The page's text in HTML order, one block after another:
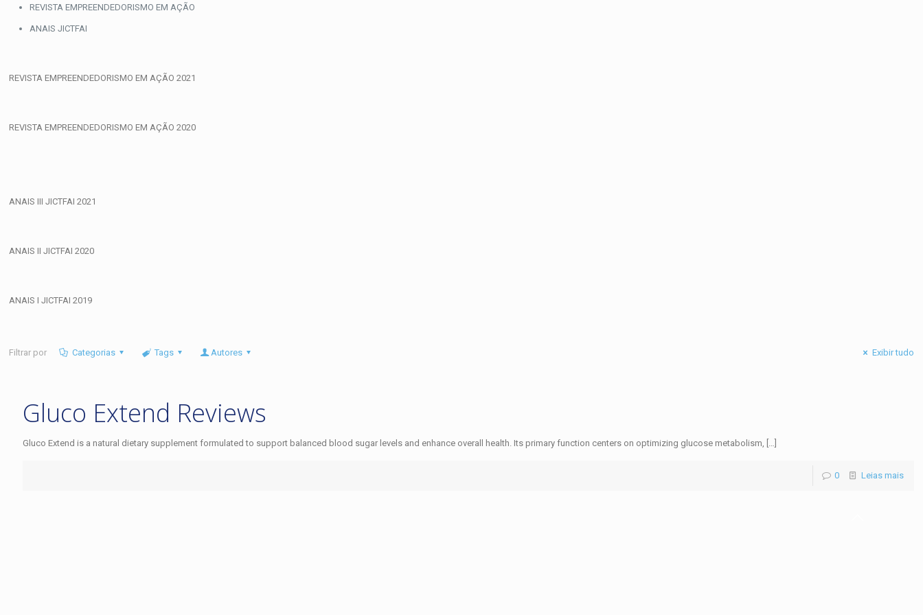
REVISTA EMPREENDEDORISMO EM AÇÃO
ANAIS JICTFAI
REVISTA EMPREENDEDORISMO EM AÇÃO 2021
REVISTA EMPREENDEDORISMO EM AÇÃO 2020
ANAIS III JICTFAI 2021
ANAIS II JICTFAI 2020
ANAIS I JICTFAI 2019
Filtrar por Categorias Tags Autores Exibir tudo
Gluco Extend Reviews
Gluco Extend is a natural dietary supplement formulated to support balanced blood sugar levels and enhance overall health. Its primary function centers on optimizing glucose metabolism, […]
0 Leias mais